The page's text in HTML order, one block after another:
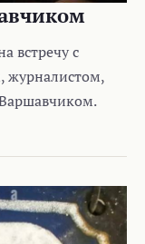
встречу с